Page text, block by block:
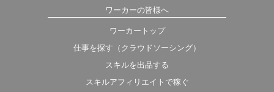
ワーカーの皆様へ
ワーカートップ
仕事を探す（クラウドソーシング）
スキルを出品する
スキルアフィリエイトで稼ぐ